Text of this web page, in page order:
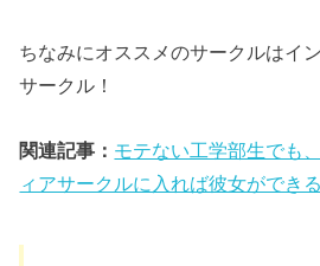
ちなみにオススメのサークルはイ
サークル！
関連記事： モテない工学部生でも
ィアサークルに入れば彼女ができ